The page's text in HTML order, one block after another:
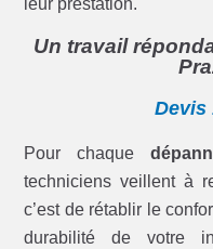
leur prestation.
Un travail
Devis
Pour chaque
techniciens veillent à
c’est de rétablir le
durabilité de votre